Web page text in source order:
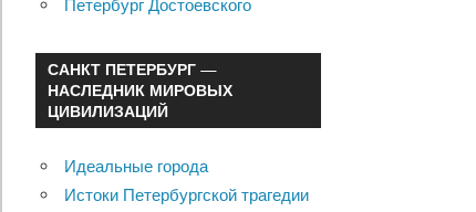
Петербург Достоевского
САНКТ ПЕТЕРБУРГ —
НАСЛЕДНИК МИРОВЫХ
ЦИВИЛИЗАЦИЙ
Идеальные города
Истоки Петербургской трагедии